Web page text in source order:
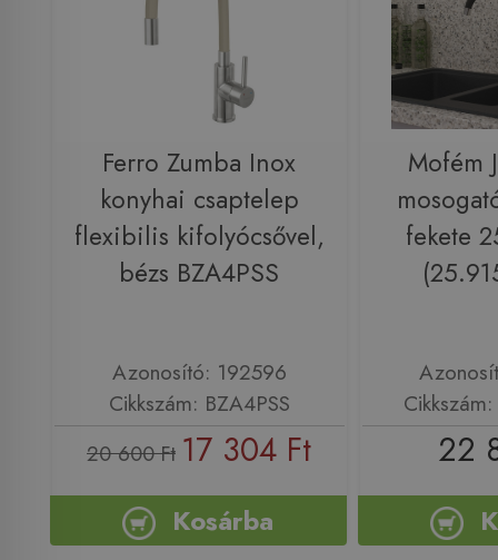
Ferro Zumba Inox
konyhai csaptelep
flexibilis kifolyócsővel,
bézs BZA4PSS
Azonosító: 192596
Cikkszám: BZA4PSS
20 600 Ft 17 304 Ft
Kosárba
Mofém
fekete
22